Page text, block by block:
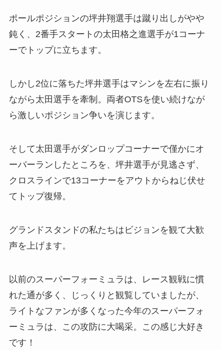
ポールポジションの坪井翔選手は蹴り出しがやや
鈍く、2番手スタートの太田格之進選手が1コーナ
ーでトップに立ちます。
しかし2位に落ちた坪井選手はマシンを左右に振り
ながら太田選手を牽制。両者OTSを使い続けなが
ら激しいポジション争いを演じます。
そして太田選手がダンロップコーナーで僅かにオ
ーバーランしたところを、坪井選手が見逃さず、
クロスラインで13コーナーをアウトからねじ伏せ
てトップ復帰。
グランドスタンドの私たちはビジョンを観て大歓
声を上げます。
以前のスーパーフォーミュラは、レース観戦に慣
れた通が多く、じっくりと観覧していましたが、
ライトなファンが多くなった今年のスーパーフォ
ーミュラは、この攻防に大喝采。この感じ大好き
です！